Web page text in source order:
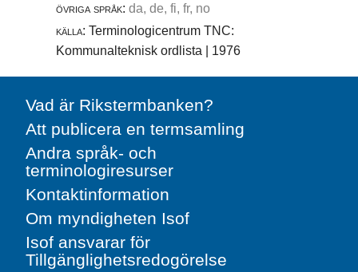
övriga språk: da, de, fi, fr, no
källa: Terminologicentrum TNC:
Kommunalteknisk ordlista | 1976
Vad är Rikstermbanken?
Att publicera en termsamling
Andra språk- och
terminologiresurser
Kontaktinformation
Om myndigheten Isof
Isof ansvarar för
Tillgänglighetsredogörelse